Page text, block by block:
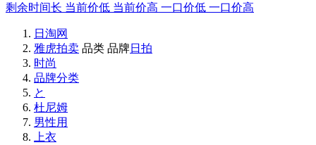
剩余时间长 当前价低 当前价高 一口价低 一口价高
日淘网
雅虎拍卖 品类 品牌日拍
时尚
品牌分类
と
杜尼姆
男性用
上衣